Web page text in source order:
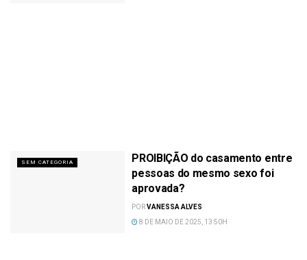
SEM CATEGORIA
PROIBIÇÃO do casamento entre
pessoas do mesmo sexo foi
aprovada?
PORVANESSA ALVES
8 DE MAIO DE 2025, 13:50H